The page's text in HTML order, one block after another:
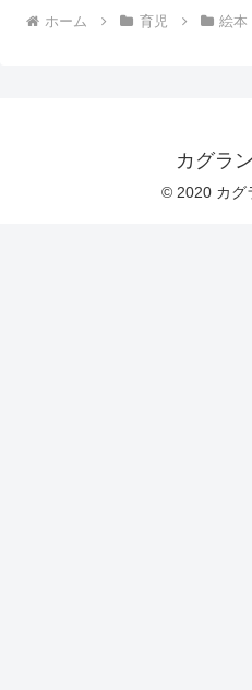
ホーム 育児 絵本
カグラ
© 2020 カグ